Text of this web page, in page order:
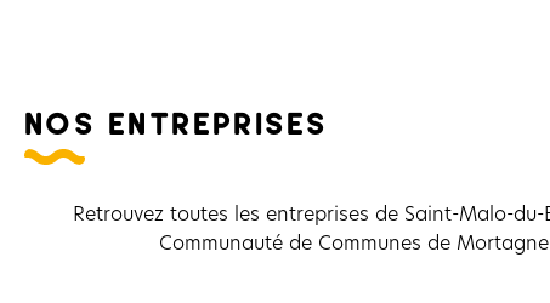
nos entreprises
Retrouvez toutes les entreprises de Saint-Malo-
Communauté de Communes de